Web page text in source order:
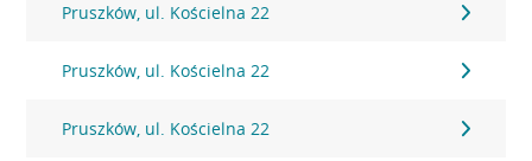
Pruszków, ul. Kościelna 22
Pruszków, ul. Kościelna 22
Pruszków, ul. Kościelna 22